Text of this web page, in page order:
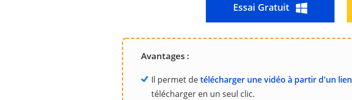
Essai Gratuit
Avantages :
Il permet detélécharger une vidéo à partir d'un lien
télécharger en un seul clic.